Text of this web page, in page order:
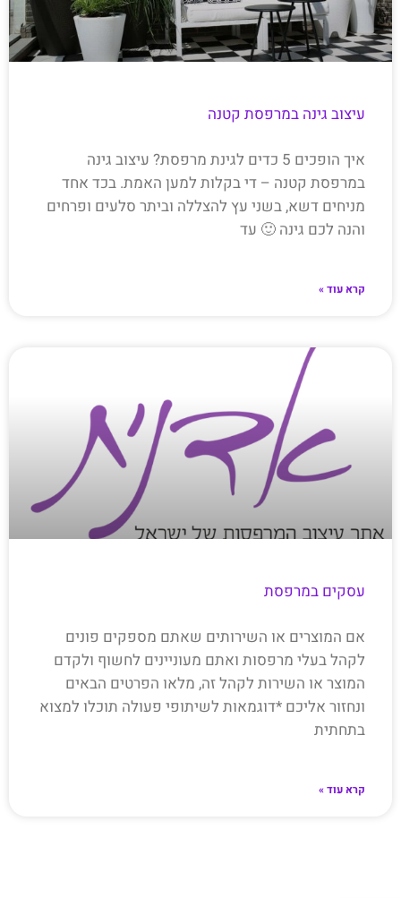
עיצוב גינה במרפסת קטנה
איך הופכים 5 כדים לגינת מרפסת? עיצוב גינה
במרפסת קטנה – די בקלות למען האמת. בכד אחד
מניחים דשא, בשני עץ להצללה וביתר סלעים ופרחים
והנה לכם גינה 🙂 עד
קרא עוד »
עסקים במרפסת
אם המוצרים או השירותים שאתם מספקים פונים
לקהל בעלי מרפסות ואתם מעוניינים לחשוף ולקדם
המוצר או השירות לקהל זה, מלאו הפרטים הבאים
ונחזור אליכם *דוגמאות לשיתופי פעולה תוכלו למצוא
בתחתית
קרא עוד »